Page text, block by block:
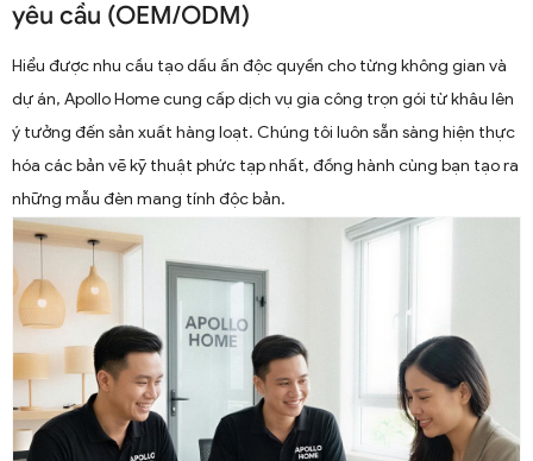
yêu cầu (OEM/ODM)
Hiểu được nhu cầu tạo dấu ấn độc quyền cho từng không gian và
dự án, Apollo Home cung cấp dịch vụ gia công trọn gói từ khâu lên
ý tưởng đến sản xuất hàng loạt. Chúng tôi luôn sẵn sàng hiện thực
hóa các bản vẽ kỹ thuật phức tạp nhất, đồng hành cùng bạn tạo ra
những mẫu đèn mang tính độc bản.